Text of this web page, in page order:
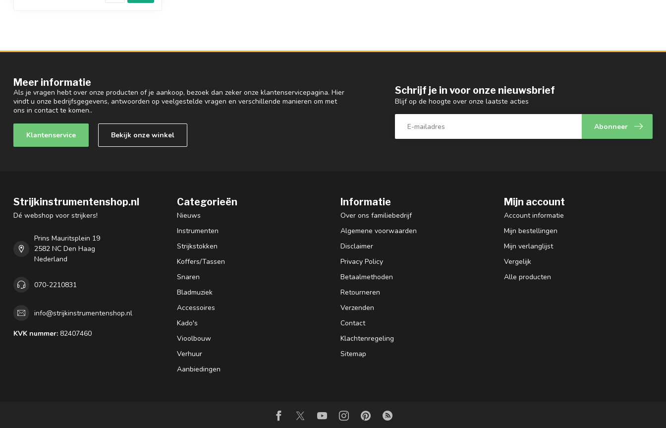
Meer informatie
Als je vragen hebt over onze producten of je aankoop, bezoek dan zeker onze klantenservicepagina. Hier
vindt u onze bedrijfsgegevens, antwoorden op veelgestelde vragen en verschillende manieren om met
ons in contact te komen..
Klantenservice Bekijk onze winkel
Schrijf je in voor onze nieuwsbrief
Blijf op de hoogte over onze laatste acties
Abonneer
Strijkinstrumentenshop.nl
Dé webshop voor strijkers!
Prins Mauritsplein 19
2582 NC Den Haag
Nederland
070-2210831
info@strijkinstrumentenshop.nl
KVK nummer: 82407460
Categorieën
Nieuws
Instrumenten
Strijkstokken
Koffers/Tassen
Snaren
Bladmuziek
Accessoires
Kado's
Vioolbouw
Verhuur
Aanbiedingen
Informatie
Over ons familiebedrijf
Algemene voorwaarden
Disclaimer
Privacy Policy
Betaalmethoden
Retourneren
Verzenden
Contact
Klachtenregeling
Sitemap
Mijn account
Account informatie
Mijn bestellingen
Mijn verlanglijst
Vergelijk
Alle producten